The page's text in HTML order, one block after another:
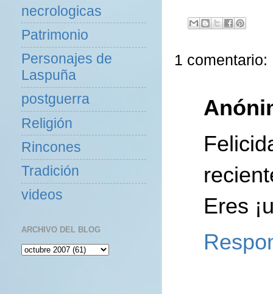
1 comentario:
Eres
necrologicas
Patrimonio
Personajes de
Laspuña
postguerra
Religión
Rincones
Tradición
videos
ARCHIVO DEL BLOG